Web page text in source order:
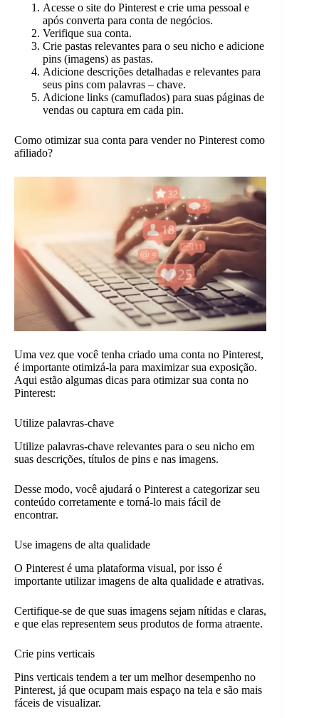
Acesse o site do Pinterest e crie uma pessoal e
após converta para conta de negócios.
Verifique sua conta.
Crie pastas relevantes para o seu nicho e adicione
pins (imagens) as pastas.
Adicione descrições detalhadas e relevantes para
seus pins com palavras – chave.
Adicione links (camuflados) para suas páginas de
vendas ou captura em cada pin.
Como otimizar sua conta para vender no Pinterest como
afiliado?
Uma vez que você tenha criado uma conta no Pinterest,
é importante otimizá-la para maximizar sua exposição.
Aqui estão algumas dicas para otimizar sua conta no
Pinterest:
Utilize palavras-chave
Utilize palavras-chave relevantes para o seu nicho em
suas descrições, títulos de pins e nas imagens.
Desse modo, você ajudará o Pinterest a categorizar seu
conteúdo corretamente e torná-lo mais fácil de
encontrar.
Use imagens de alta qualidade
O Pinterest é uma plataforma visual, por isso é
importante utilizar imagens de alta qualidade e atrativas.
Certifique-se de que suas imagens sejam nítidas e claras,
e que elas representem seus produtos de forma atraente.
Crie pins verticais
Pins verticais tendem a ter um melhor desempenho no
Pinterest, já que ocupam mais espaço na tela e são mais
fáceis de visualizar.